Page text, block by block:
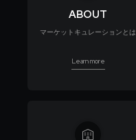
ABOUT
マーケットキュレーションとは
Learn more